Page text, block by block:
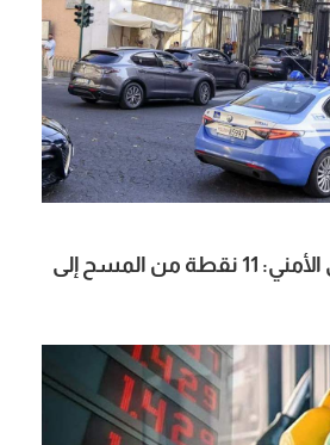
مصطلحات الملحق الأمني: 11 نقطة من المسح إلى